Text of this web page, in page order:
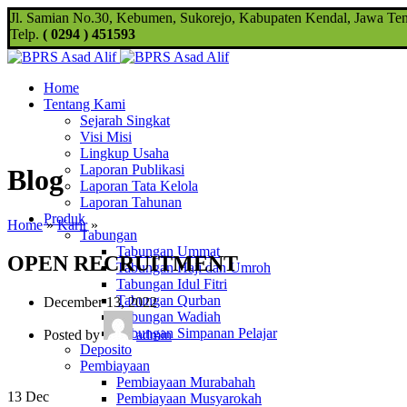
Jl. Samian No.30, Kebumen, Sukorejo, Kabupaten Kendal, Jawa
Telp. ( 0294 ) 451593
Home
Tentang Kami
Sejarah Singkat
Visi Misi
Lingkup Usaha
Laporan Publikasi
Laporan Tata Kelola
Laporan Tahunan
Produk
Tabungan
Tabungan Ummat
Tabungan Haji dan Umroh
Tabungan Idul Fitri
Tabungan Qurban
Tabungan Wadiah
Tabungan Simpanan Pelajar
Deposito
Pembiayaan
Pembiayaan Murabahah
Pembiayaan Musyarokah
Blog
Home»Karir»
OPEN RECRUITMENT
December 13, 2022
Posted by admin
13 Dec